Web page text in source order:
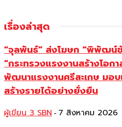
เรื่องล่าสุด
“จุลพันธ์” ส่งโฆษก “พิพัฒน์ชั
“กระทรวงแรงงานสร้างโอก
พัฒนาแรงงานศรีสะเกษ มอบ
สร้างรายได้อย่างยั่งยืน
ผู้เขียน 3 SBN - 7 สิงหาคม 2026